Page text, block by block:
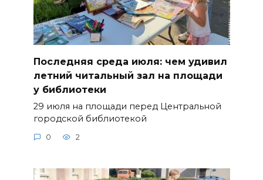
Последняя среда июля: чем удивил
летний читальный зал на площади
у библиотеки
29 июля на площади перед Центральной
городской библиотекой
0 2